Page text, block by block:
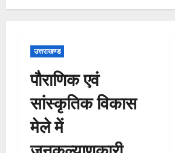
उत्तराखण्ड
पौराणिक एवं
सांस्कृतिक विकास
मेले में